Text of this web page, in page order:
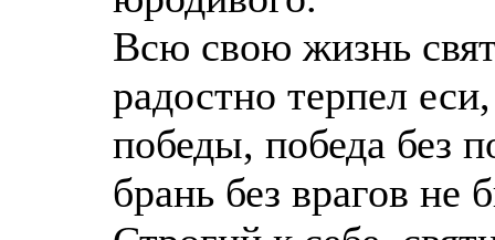
Всю свою жизнь
радостно терпел
победы, победа без
брань без врагов не